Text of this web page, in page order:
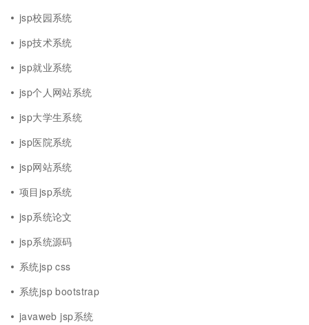
jsp校园系统
jsp技术系统
jsp就业系统
jsp个人网站系统
jsp大学生系统
jsp医院系统
jsp网站系统
项目jsp系统
jsp系统论文
jsp系统源码
系统jsp css
系统jsp bootstrap
javaweb jsp系统